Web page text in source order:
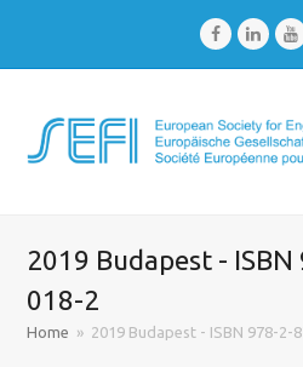
Facebook
2019 Budapest -
018-2
Home » 2019 Budapest - ISBN 978-2-